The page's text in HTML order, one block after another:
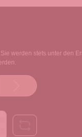
werden stets unter den